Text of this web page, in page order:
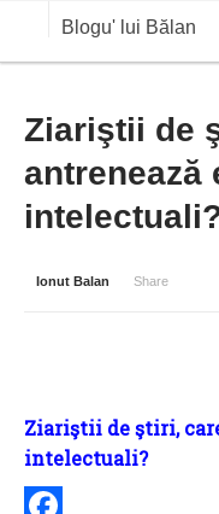
Blogu' lui Bălan
OPINII
ANALIZE
BLOG IN DIALOG
Ziariştii de
antrenează
Ionut Balan Share
Ziariştii de ştiri,
intelectuali?